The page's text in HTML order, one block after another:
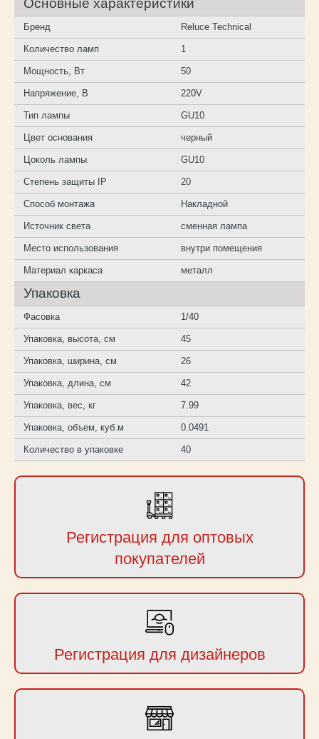
Основные характеристики
Бренд Reluce Technical
Количество ламп 1
Мощность, Вт 50
Напряжение, В 220V
Тип лампы GU10
Цвет основания черный
Цоколь лампы GU10
Степень защиты IP 20
Способ монтажа Накладной
Источник света сменная лампа
Место использования внутри помещения
Материал каркаса металл
Упаковка
Фасовка 1/40
Упаковка, высота, см 45
Упаковка, ширина, см 26
Упаковка, длина, см 42
Упаковка, вес, кг 7.99
Упаковка, объем, куб.м 0.0491
Количество в упаковке 40
Регистрация для оптовых
покупателей
Регистрация для дизайнеров